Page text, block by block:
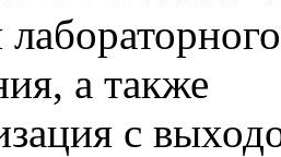
а также
с